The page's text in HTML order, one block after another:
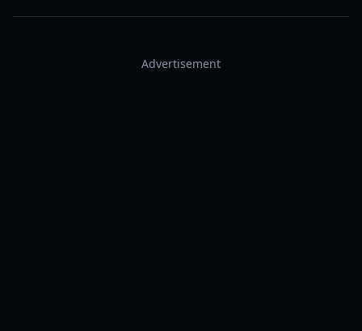
Advertisement